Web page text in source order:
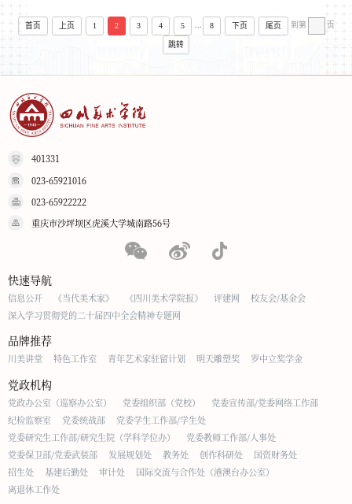
首页 上页 1 2 3 4 5 8 下页 尾页 到第 页
跳转
401331
023-65921016
023-65922222
重庆市沙坪坝区虎溪大学城南路56号
快速导航
信息公开 《当代美术家》 《四川美术学院报》 评建网
校友会/基金会
深入学习贯彻党的二十届四中全会精神专题网
品牌推荐
川美讲堂 特色工作室 青年艺术家驻留计划 明天雕塑奖 罗中立奖学金
党政机构
党政办公室（巡察办公室） 党委组织部（党校）
党委宣传部/党委网络工作部
纪检监察室
党委统战部
党委学生工作部/学生处
党委研究生工作部/研究生院（学科学位办）
党委教师工作部/人事处
党委保卫部/党委武装部
发展规划处 教务处 创作科研处
国资财务处
招生处
基建后勤处 审计处
国际交流与合作处（港澳台办公室）
离退休工作处